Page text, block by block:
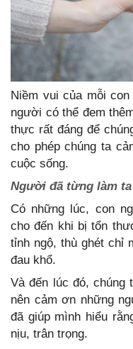
Niềm vui của mỗi
người có thể đem
thực rất đáng để
cho phép chúng ta
cuộc sống.
Người đã từng làm
Có những lúc, con
cho đến khi bị tổn
tỉnh ngộ, thù ghét chỉ
đau khổ.
Và đến lúc đó, chúng
nên cảm ơn những
đã giúp mình hiểu
nịu, trân trọng.